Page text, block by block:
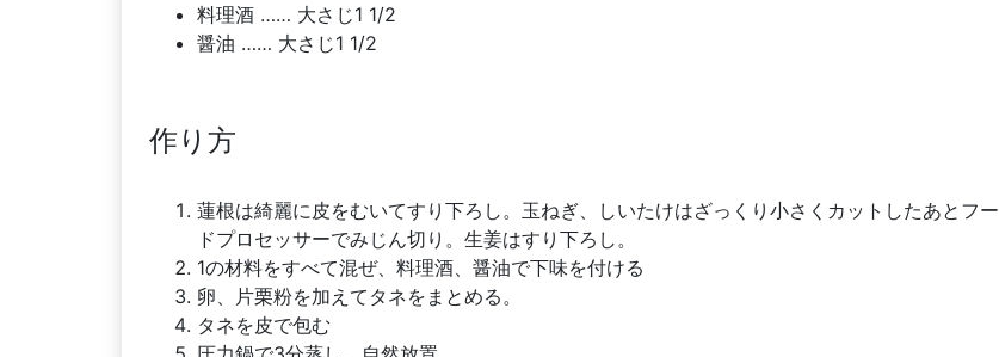
料理酒 …… 大さじ1 1/2
醤油 …… 大さじ1 1/2
作り方
蓮根は綺麗に皮をむいてすり下ろし。玉ねぎ、しいたけはざっくり小さくカットしたあとフー
ドプロセッサーでみじん切り。生姜はすり下ろし。
1の材料をすべて混ぜ、料理酒、醤油で下味を付ける
卵、片栗粉を加えてタネをまとめる。
タネを皮で包む